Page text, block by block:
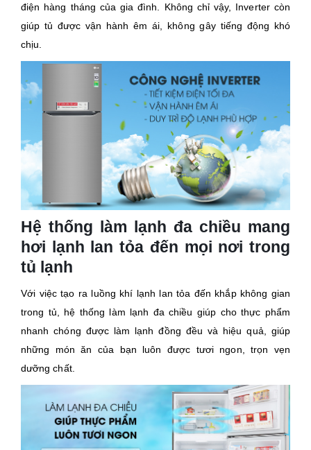
điện hàng tháng của gia đình. Không chỉ vậy, Inverter còn
giúp tủ được vận hành êm ái, không gây tiếng động khó
chịu.
Hệ thống làm lạnh đa chiều mang
hơi lạnh lan tỏa đến mọi nơi trong
tủ lạnh
Với việc tạo ra luồng khí lạnh lan tỏa đến khắp không gian
trong tủ, hệ thống làm lạnh đa chiều giúp cho thực phẩm
nhanh chóng được làm lạnh đồng đều và hiệu quả, giúp
những món ăn của bạn luôn được tươi ngon, trọn vẹn
dưỡng chất.